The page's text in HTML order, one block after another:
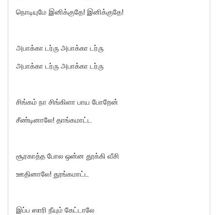
நொடியுமே இனிக்குதே! இனிக்குதே!
அபாக்கா டர்ரு அபாக்கா டர்ரு
அபாக்கா டர்ரு அபாக்கா டர்ரு
சிங்கம் நா சிங்கிளா பாய போறேன்
சீண்டினாலே! தாங்கமாட்ட
சூரகாத்த போல ஒன்ன தூக்கி வீசி
ஊதினாலே! தூங்கமாட்ட
இப்ப ஸாரி நீயும் கேட்டாலே